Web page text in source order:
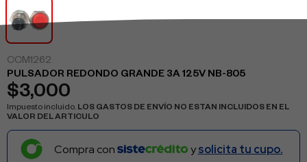
CCM1262
PULSADOR REDONDO GRANDE 3A 125V NB-805
$3,000
Impuesto incluido. LOS GASTOS DE ENVÍO NO ESTAN INCLUIDOS EN EL
VALOR DEL ARTICULO
Compra con ysolicita tu cupo.